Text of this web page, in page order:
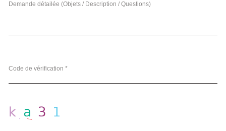
Demande détailée (Objets / Description / Questions)
Code de vérification *